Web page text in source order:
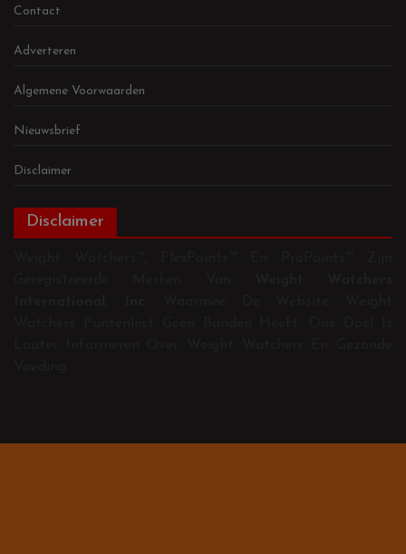
Contact
Adverteren
Algemene Voorwaarden
Nieuwsbrief
Disclaimer
Disclaimer